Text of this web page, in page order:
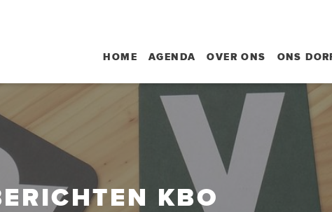
HOME AGENDA OVER ONS ONS
KBO